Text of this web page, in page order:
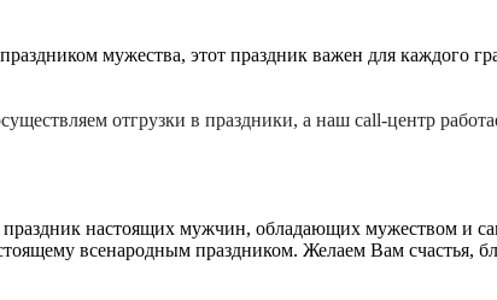
мужества, этот праздник важен для каждого
отгрузки в праздники, а наш call-центр
праздник настоящих мужчин, обладающих мужеством
всенародным праздником. Желаем Вам счастья,